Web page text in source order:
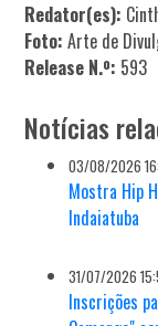
Redator(es):
Foto:Arte de
Release N.º: 593
Notícias
03/08/2026
Mostra Hip
Indaiatuba
31/07/2026
Inscrições